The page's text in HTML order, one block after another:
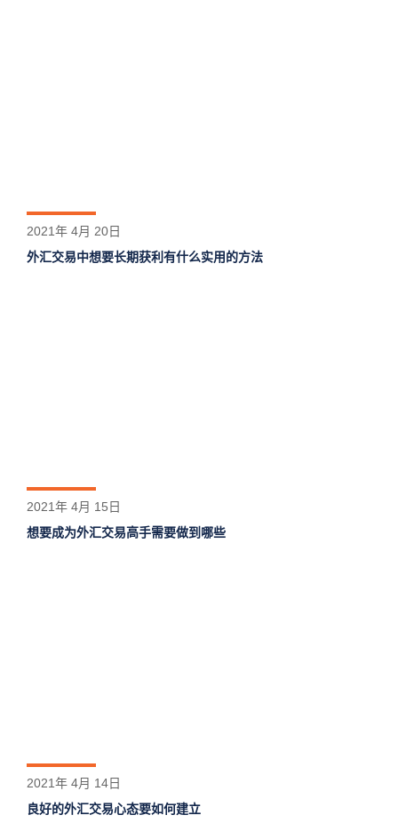
2021年 4月 20日
外汇交易中想要长期获利有什么实用的方法
2021年 4月 15日
想要成为外汇交易高手需要做到哪些
2021年 4月 14日
良好的外汇交易心态要如何建立